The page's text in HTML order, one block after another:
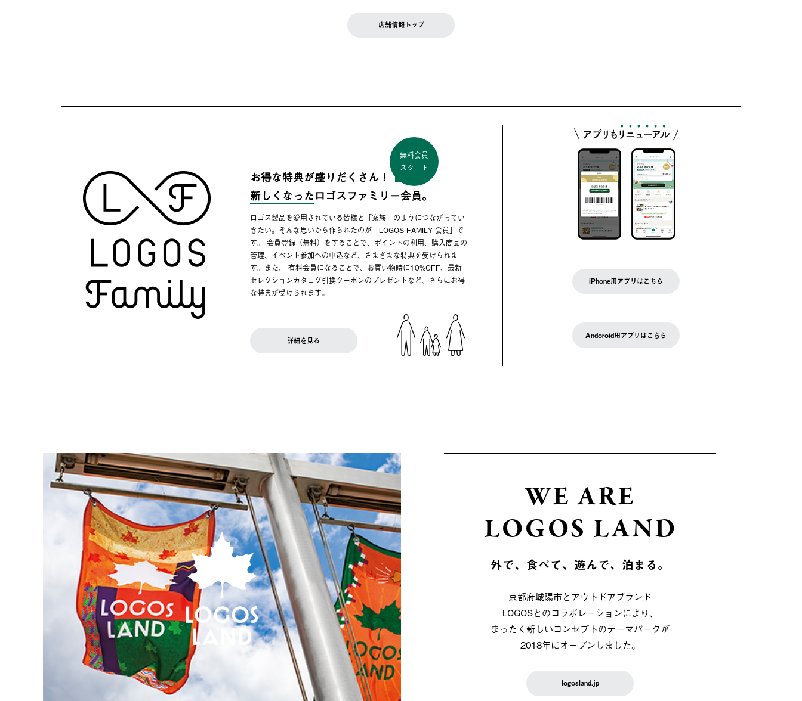
店舗情報トップ
お得な特典が盛りだくさん！
無料会員
スタート
新しくなったロゴスファミリー会員。
ロゴス製品を愛用されている皆様と「家族」のようにつながってい
きたい。そんな思いから作られたのが「LOGOS FAMILY 会員」で
す。 会員登録（無料）をすることで、ポイントの利用、購入商品の
管理、イベント参加への申込など、さまざまな特典を受けられま
す。また、 有料会員になることで、お買い物時に10%OFF、最新
セレクションカタログ引換クーポンのプレゼントなど、さらにお得
な特典が受けられます。
詳細を見る
iPhone用アプリはこちら
Andoroid用アプリはこちら
WE ARE
LOGOS LAND
外で、食べて、遊んで、泊まる。
京都府城陽市とアウトドアブランド
LOGOSとのコラボレーションにより、
まったく新しいコンセプトのテーマパークが
2018年にオープンしました。
logosland.jp